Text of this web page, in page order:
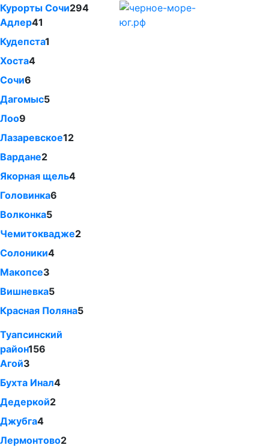
Курорты Сочи294
Адлер41
Кудепста1
Хоста4
Сочи6
Дагомыс5
Лоо9
Лазаревское12
Вардане2
Якорная щель4
Головинка6
Волконка5
Чемитоквадже2
Солоники4
Макопсе3
Вишневка5
Красная Поляна5
Туапсинский
район156
Агой3
Бухта Инал4
Дедеркой2
Джубга4
Лермонтово2